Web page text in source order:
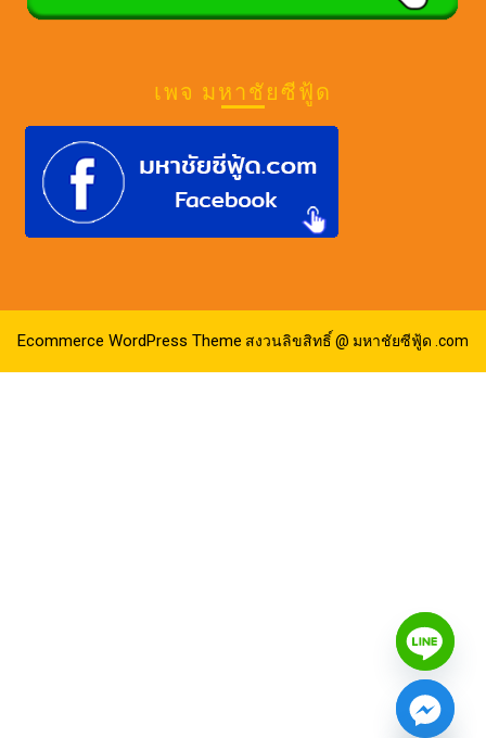
เพจ มหาชัยซีฟู้ด
Ecommerce WordPress Theme สงวนลิขสิทธิ์ @ มหาชัยซีฟู้ด .com